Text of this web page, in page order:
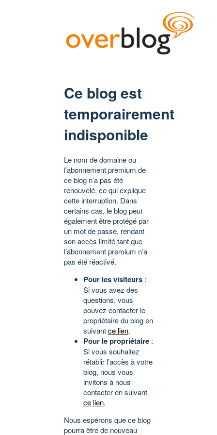
Ce blog est
temporairement
indisponible
Le nom de domaine ou
l’abonnement premium de
ce blog n’a pas été
renouvelé, ce qui explique
cette interruption. Dans
certains cas, le blog peut
également être protégé par
un mot de passe, rendant
son accès limité tant que
l’abonnement premium n’a
pas été réactivé.
Pour les visiteurs :
Si vous avez des
questions, vous
pouvez contacter le
propriétaire du blog en
suivantce lien.
Pour le propriétaire :
Si vous souhaitez
rétablir l’accès à votre
blog, nous vous
invitons à nous
contacter en suivant
ce lien.
Nous espérons que ce blog
pourra être de nouveau